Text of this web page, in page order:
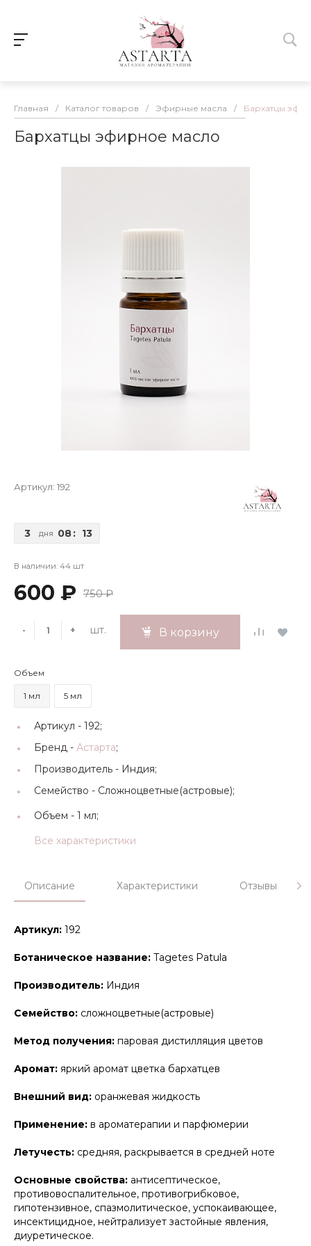
Главная / Каталог товаров / Эфирные масла / Бархатцы
Бархатцы эфирное масло
Артикул: 192
3 дня 08: 13
В наличии: 44 шт
600 ₽ 750 ₽
- + шт. В корзину
Объем
1 мл 5 мл
Артикул - 192;
Бренд - Астарта;
Производитель - Индия;
Семейство - Сложноцветные(астровые);
Объем - 1 мл;
Все характеристики
Описание Характеристики Отзывы
Артикул: 192
Ботаническое название: Tagetes Patula
Производитель: Индия
Семейство: сложноцветные(астровые)
Метод получения: паровая дистилляция цветов
Аромат: яркий аромат цветка бархатцев
Внешний вид: оранжевая жидкость
Применение: в ароматерапии и парфюмерии
Летучесть: средняя, раскрывается в средней ноте
Основные свойства: антисептическое,
противовоспалительное, противогрибковое,
гипотензивное, спазмолитическое, успокаивающее,
инсектицидное, нейтрализует застойные явления,
диуретическое.